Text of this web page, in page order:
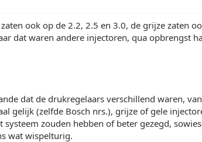
ook op de 2.2, 2.5 en 3.0, de grijze zaten
dat waren andere injectoren, qua opbrengst
dat de drukregelaars verschillend waren,
gelijk (zelfde Bosch nrs.), grijze of gele
zouden hebben of beter gezegd,
wat wispelturig.